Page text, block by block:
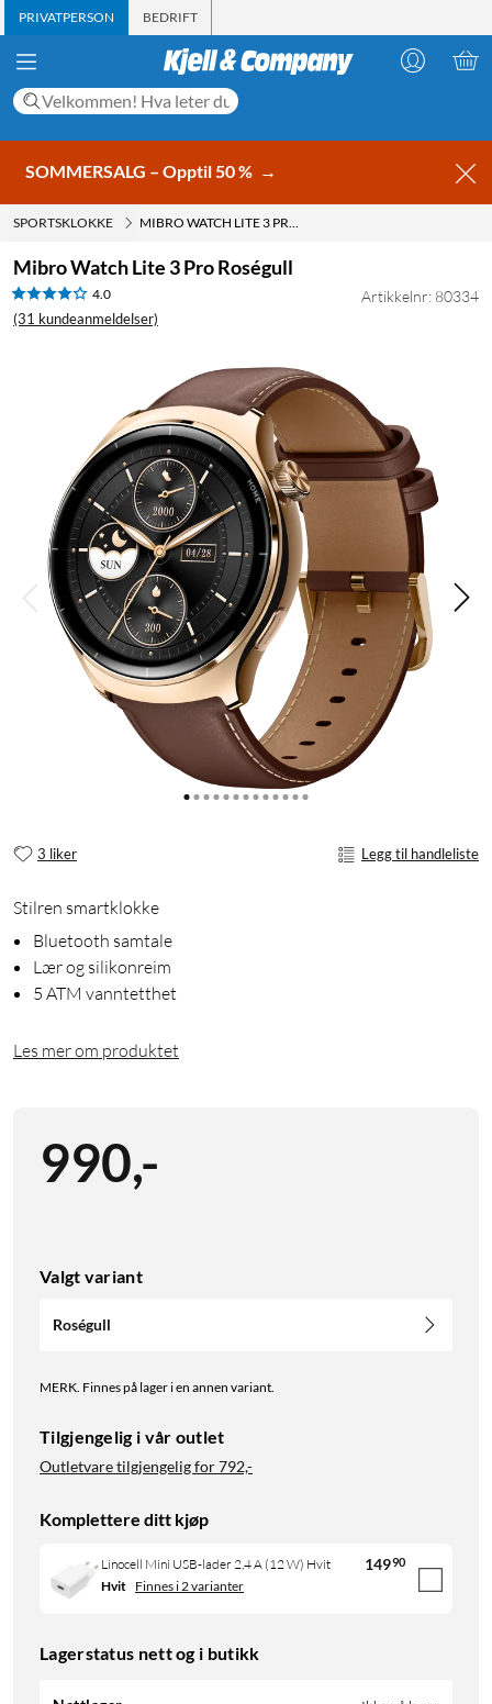
PRIVATPERSON BEDRIFT
SOMMERSALG – Opptil 50 % →
SPORTSKLOKKE MIBRO WATCH LITE 3 PRO ROSÉGULL
Mibro Watch Lite 3 Pro Roségull
4.0
(31 kundeanmeldelser)
Artikkelnr: 80334
3 liker Legg til handleliste
Stilren smartklokke
Bluetooth samtale
Lær og silikonreim
5 ATM vanntetthet
Les mer om produktet
990,-
Valgt variant
Roségull
MERK. Finnes på lager i en annen variant.
Tilgjengelig i vår outlet
Outletvare tilgjengelig for792,-
Komplettere ditt kjøp
Linocell Mini USB-lader 2,4 A (12 W) Hvit 14990
Hvit Finnes i 2 varianter
Lagerstatus nett og i butikk